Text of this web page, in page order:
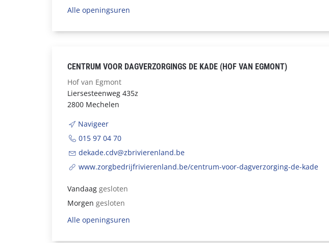
Alle openingsuren
CENTRUM VOOR DAGVERZORGINGS DE KADE (HOF VAN EGMONT)
Hof van Egmont
Liersesteenweg 435z
2800 Mechelen
Navigeer
015 97 04 70
dekade.cdv@zbrivierenland.be
www.zorgbedrijfrivierenland.be/centrum-voor-dagverzorging-de-kade
Vandaag gesloten
Morgen gesloten
Alle openingsuren